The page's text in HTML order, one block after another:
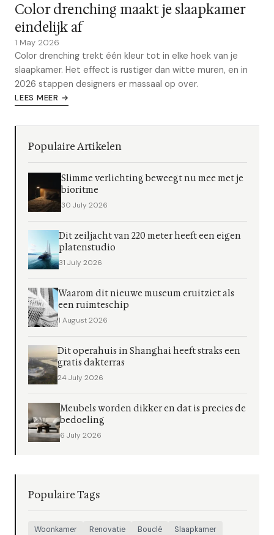
Color drenching maakt je slaapkamer
eindelijk af
1 May 2026
Color drenching trekt één kleur tot in elke hoek van je
slaapkamer. Het effect is rustiger dan witte muren, en in
2026 stappen designers er massaal op over.
LEES MEER →
Populaire Artikelen
Slimme verlichting beweegt nu mee met je
bioritme
30 July 2026
Dit zeiljacht van 220 meter heeft een eigen
platenstudio
31 July 2026
Waarom dit nieuwe museum eruitziet als
een ruimteschip
1 August 2026
Dit operahuis in Shanghai heeft straks een
gratis dakterras
24 July 2026
Meubels worden dikker en dat is precies de
bedoeling
6 July 2026
Populaire Tags
Woonkamer Renovatie Bouclé
Slaapkamer